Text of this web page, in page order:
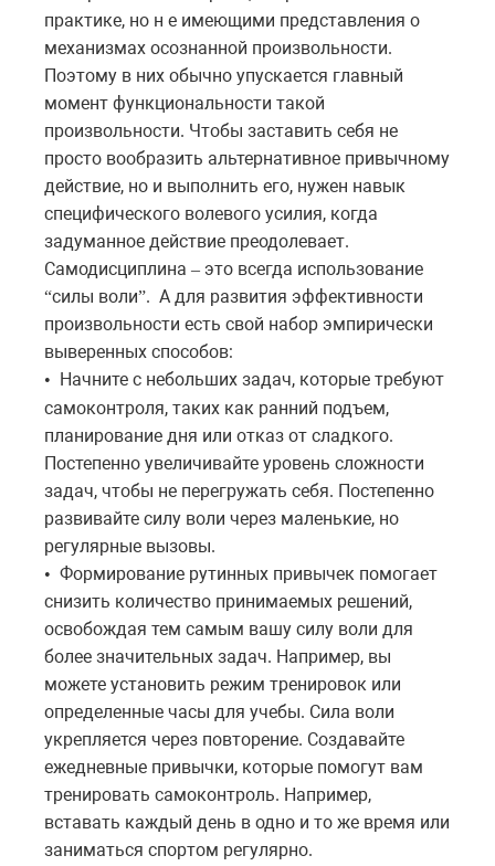
практике, но н е имеющими представления о
механизмах осознанной произвольности.
Поэтому в них обычно упускается главный
момент функциональности такой
произвольности. Чтобы заставить себя не
просто вообразить альтернативное привычному
действие, но и выполнить его, нужен навык
специфического волевого усилия, когда
задуманное действие преодолевает.
Самодисциплина – это всегда использование
“силы воли”. А для развития эффективности
произвольности есть свой набор эмпирически
выверенных способов:
•
Начните с небольших задач, которые требуют
самоконтроля, таких как ранний подъем,
планирование дня или отказ от сладкого.
Постепенно увеличивайте уровень сложности
задач, чтобы не перегружать себя. Постепенно
развивайте силу воли через маленькие, но
регулярные вызовы.
• Формирование рутинных привычек помогает
снизить количество принимаемых решений,
освобождая тем самым вашу силу воли для
более значительных задач. Например, вы
можете установить режим тренировок или
определенные часы для учебы. Сила воли
укрепляется через повторение. Создавайте
ежедневные привычки, которые помогут вам
тренировать самоконтроль. Например,
вставать каждый день в одно и то же время или
заниматься спортом регулярно.